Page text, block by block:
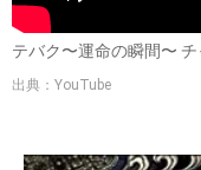
テバク〜運命の瞬間〜
出典：YouTube